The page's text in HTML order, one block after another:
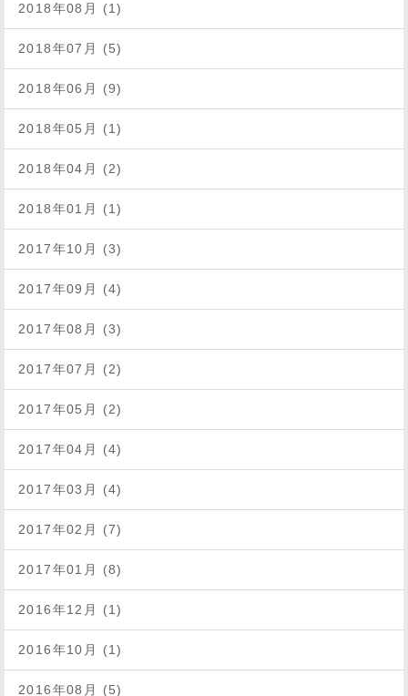
2018年08月 (1)
2018年07月 (5)
2018年06月 (9)
2018年05月 (1)
2018年04月 (2)
2018年01月 (1)
2017年10月 (3)
2017年09月 (4)
2017年08月 (3)
2017年07月 (2)
2017年05月 (2)
2017年04月 (4)
2017年03月 (4)
2017年02月 (7)
2017年01月 (8)
2016年12月 (1)
2016年10月 (1)
2016年08月 (5)